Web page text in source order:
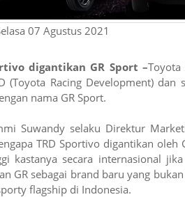
07 Agustus 2021
digantikan GR Sport –
(Toyota Racing Development) dan
nama GR Sport.
Suwandy selaku Direktur
TRD Sportivo digantikan
kastanya secara internasional
GR sebagai brand baru yang
flagship di Indonesia.